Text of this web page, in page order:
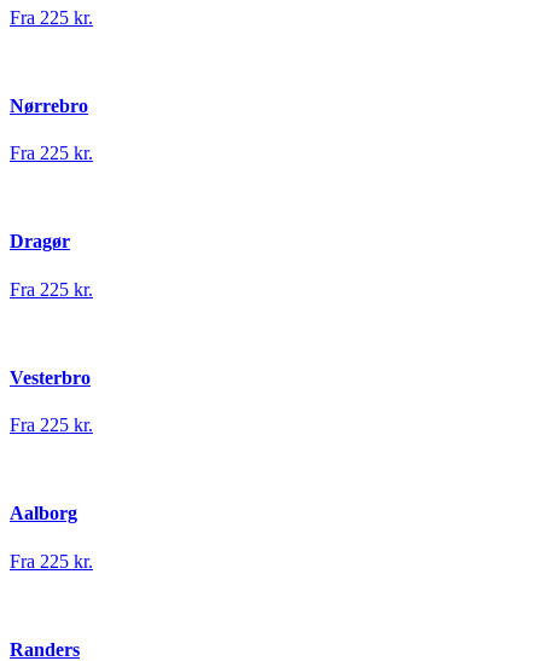
Fra 225 kr.
Nørrebro
Fra 225 kr.
Dragør
Fra 225 kr.
Vesterbro
Fra 225 kr.
Aalborg
Fra 225 kr.
Randers